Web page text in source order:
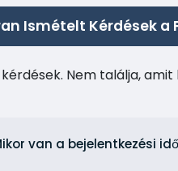
Ismételt Kérdések
Nem találja,
van a bejelentkezési